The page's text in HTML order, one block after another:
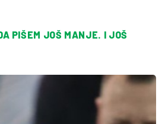
PIŠEM JOŠ MANJE. I JOŠ